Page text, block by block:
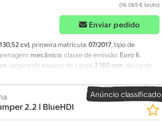
(16 065 € bruto)
Enviar pedido
cv), primeira matrícula:07/2017, tipo de
mecânico, classe de emissão: Euro 6,
, largura do espaço de carga: 2 160 mm, altura do
de partículas
* vidros elétricos * 2 lugares * porta traseira tipo
L 2,16 A 1,99 metros Capacidade de carga: 1030
Anúncio classificado
2.2 l BlueHDI